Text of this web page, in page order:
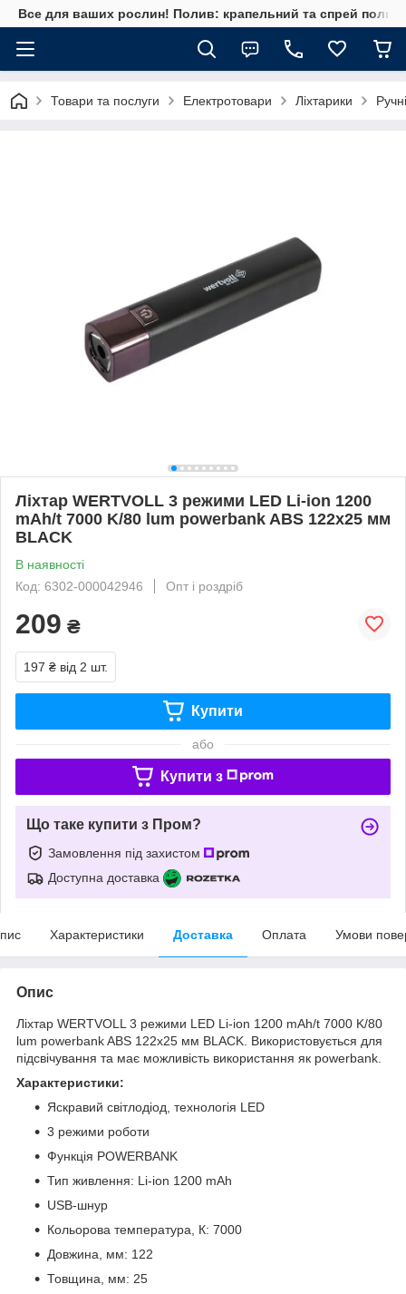
Все для ваших рослин! Полив: крапельний та спрей полив,
Товари та послуги Електротовари Ліхтарики
Ліхтар WERTVOLL 3 режими LED Li-ion 1200
mAh/t 7000 K/80 lum powerbank ABS 122х25 мм
BLACK
В наявності
Код: 6302-000042946
Опт і роздріб
209 ₴
197 ₴ від 2 шт.
Купити
або
Купити з
Що таке купити з Пром?
Замовлення під захистом
Доступна доставка
Характеристики Доставка Оплата Умови
Опис
Ліхтар WERTVOLL 3 режими LED Li-ion 1200 mAh/t 7000 K/80
lum powerbank ABS 122х25 мм BLACK. Використовується для
підсвічування та має можливість використання як powerbank.
Характеристики:
Яскравий світлодіод, технологія LED
3 режими роботи
Функція POWERBANK
Тип живлення: Li-ion 1200 mAh
USB-шнур
Кольорова температура, К: 7000
Довжина, мм: 122
Товщина, мм: 25